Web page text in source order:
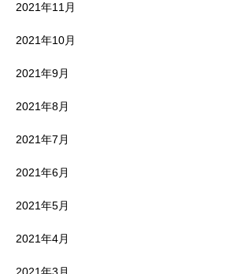
2021年11月
2021年10月
2021年9月
2021年8月
2021年7月
2021年6月
2021年5月
2021年4月